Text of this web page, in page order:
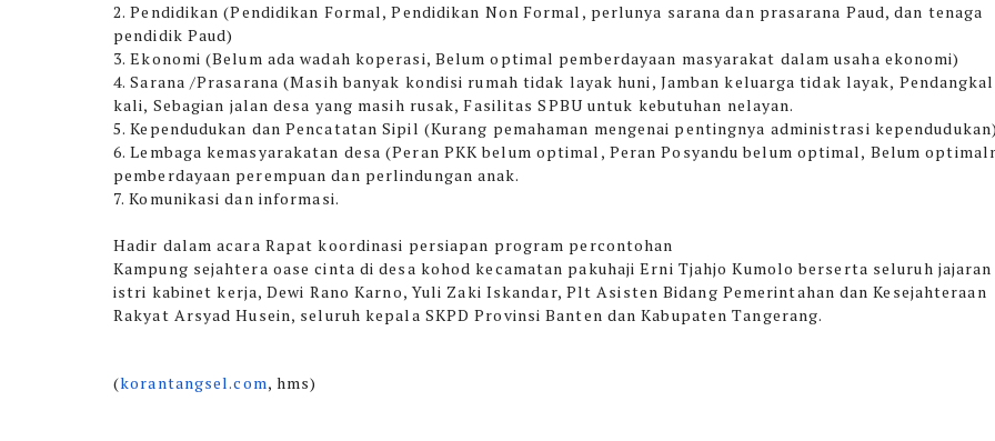
2. Pendidikan (Pendidikan Formal, Pendidikan Non Formal, perlunya sarana dan prasarana Paud, dan tenaga
pendidik Paud)
3. Ekonomi (Belum ada wadah koperasi, Belum optimal pemberdayaan masyarakat dalam usaha ekonomi)
4. Sarana /Prasarana (Masih banyak kondisi rumah tidak layak huni, Jamban keluarga tidak layak,
kali, Sebagian jalan desa yang masih rusak, Fasilitas SPBU untuk kebutuhan nelayan.
5. Kependudukan dan Pencatatan Sipil (Kurang pemahaman mengenai pentingnya administrasi
6. Lembaga kemasyarakatan desa (Peran PKK belum optimal, Peran Posyandu belum optimal, Belum
pemberdayaan perempuan dan perlindungan anak.
7. Komunikasi dan informasi.
Hadir dalam acara Rapat koordinasi persiapan program percontohan
Kampung sejahtera oase cinta di desa kohod kecamatan pakuhaji Erni Tjahjo Kumolo berserta seluruh jajaran
istri kabinet kerja, Dewi Rano Karno, Yuli Zaki Iskandar, Plt Asisten Bidang Pemerintahan dan Kesejahteraan
Rakyat Arsyad Husein, seluruh kepala SKPD Provinsi Banten dan Kabupaten Tangerang.
(korantangsel.com, hms)